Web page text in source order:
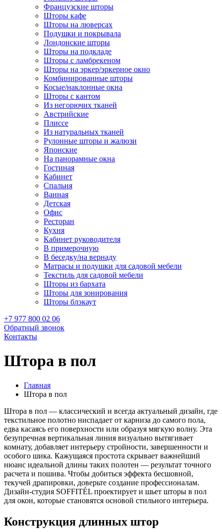
Французские шторы
Шторы кафе
Шторы на люверсах
Подушки и покрывала
Лондонские шторы
Шторы на подкладе
Шторы с ламбрекеном
Шторы на эркер/эркерное окно
Комбинированные шторы
Косые/наклонные окна
Шторы с кантом
Из негорючих тканей
Австрийские
Плиссе
Из натуральных тканей
Рулонные шторы и жалюзи
Японские
На панорамные окна
Гостиная
Кабинет
Спальня
Ванная
Детская
Офис
Ресторан
Кухня
Кабинет руководителя
В примерочную
В беседку/на вернаду
Матрасы и подушки для садовой мебели
Текстиль для садовой мебели
Шторы из бархата
Шторы для зонирования
Шторы блэкаут
+7 977 800 02 06
Обратный звонок
Контакты
Штора в пол
Главная
Штора в пол
Штора в пол — классический и всегда актуальный дизайн, где
текстильное полотно ниспадает от карниза до самого пола,
едва касаясь его поверхности или образуя мягкую волну. Эта
безупречная вертикальная линия визуально вытягивает
комнату, добавляет интерьеру стройности, завершенности и
особого шика. Кажущаяся простота скрывает важнейший
нюанс идеальной длины таких полотен — результат точного
расчета и пошива. Чтобы добиться эффекта бесшовной,
текучей драпировки, доверьте создание профессионалам.
Дизайн-студия SOFFITÉL проектирует и шьет шторы в пол
для окон, которые становятся основой стильного интерьера.
Конструкция длинных штор